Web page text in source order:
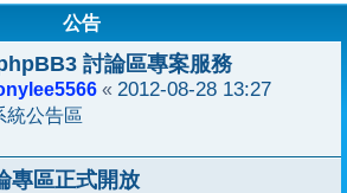
公告
討論區專案服務
« 2012-08-28 13:27
統公告區
專區正式開放